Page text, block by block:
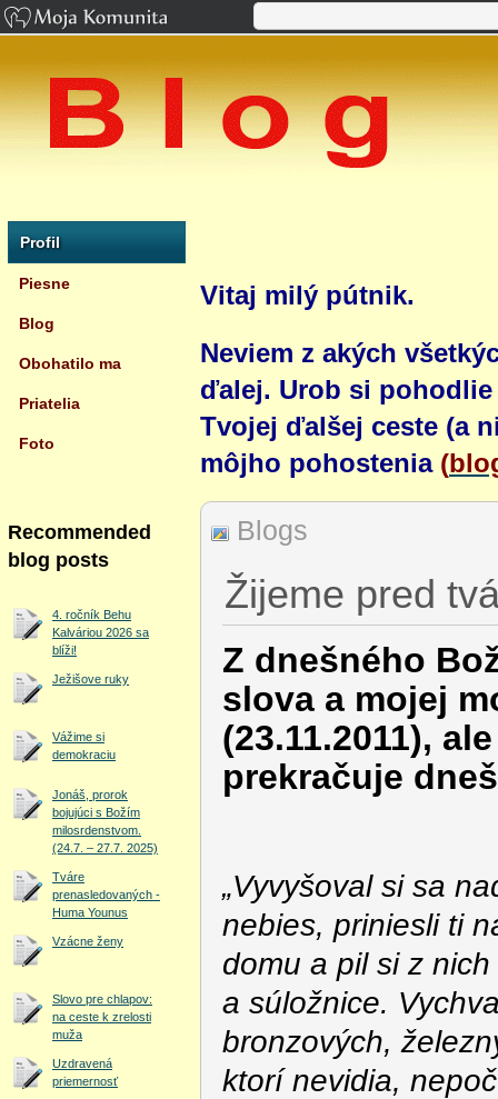
Vitaj milý pútnik.
Neviem z akých
ďalej. Urob si
Tvojej ďalšej ceste (a
môjho pohostenia (
Blogs
Žijeme pred
Z dnešného
slova a mojej
(23.11.2011),
prekračuje
„Vyvyšoval si sa
nebies, priniesli ti
domu a pil si z
a súložnice.
bronzových,
ktorí nevidia,
Profil
Piesne
Blog
Obohatilo ma
Priatelia
Foto
Recommended
blog posts
4. ročník Behu
Kalváriou 2026 sa
blíži!
Ježišove ruky
Vážime si
demokraciu
Jonáš, prorok
bojujúci s Božím
milosrdenstvom.
(24.7. – 27.7. 2025)
Tváre
prenasledovaných -
Huma Younus
Vzácne ženy
Slovo pre chlapov:
na ceste k zrelosti
muža
Uzdravená
priemernosť